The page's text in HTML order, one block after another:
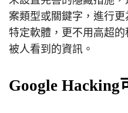
案類型或關鍵字，進行
特定軟體，更不用高超
被人看到的資訊。
Google Hacking